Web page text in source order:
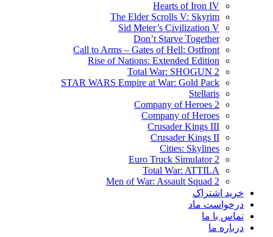
Hearts of Iron IV
The Elder Scrolls V: Skyrim
Sid Meier’s Civilization V
Don’t Starve Together
Call to Arms – Gates of Hell: Ostfront
Rise of Nations: Extended Edition
Total War: SHOGUN 2
STAR WARS Empire at War: Gold Pack
Stellaris
Company of Heroes 2
Company of Heroes
Crusader Kings III
Crusader Kings II
Cities: Skylines
Euro Truck Simulator 2
Total War: ATTILA
Men of War: Assault Squad 2
خرید اشتراک
درخواست ماد
تماس با ما
درباره ما